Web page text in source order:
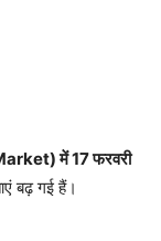
में 17 फरवरी
बढ़ गई हैं।